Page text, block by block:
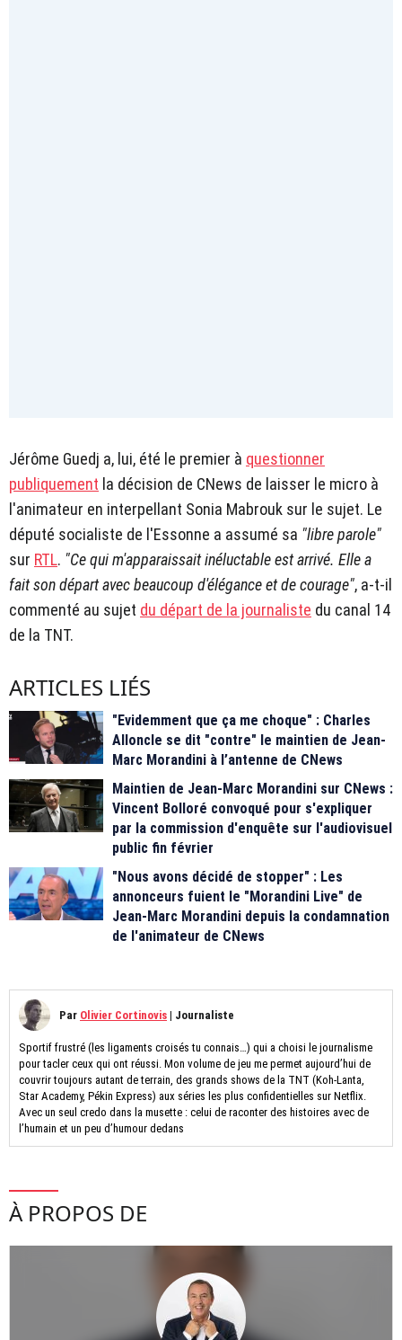
Jérôme Guedj a, lui, été le premier à questionner
publiquement la décision de CNews de laisser le micro à
l'animateur en interpellant Sonia Mabrouk sur le sujet. Le
député socialiste de l'Essonne a assumé sa "libre parole"
sur RTL. "Ce qui m'apparaissait inéluctable est arrivé. Elle a
fait son départ avec beaucoup d'élégance et de courage", a-t-il
commenté au sujet du départ de la journaliste du canal 14
de la TNT.
ARTICLES LIÉS
"Evidemment que ça me choque" : Charles
Alloncle se dit "contre" le maintien de Jean-
Marc Morandini à l’antenne de CNews
Maintien de Jean-Marc Morandini sur CNews :
Vincent Bolloré convoqué pour s'expliquer
par la commission d'enquête sur l'audiovisuel
public fin février
"Nous avons décidé de stopper" : Les
annonceurs fuient le "Morandini Live" de
Jean-Marc Morandini depuis la condamnation
de l'animateur de CNews
Par Olivier Cortinovis | Journaliste
Sportif frustré (les ligaments croisés tu connais…) qui a choisi le journalisme
pour tacler ceux qui ont réussi. Mon volume de jeu me permet aujourd’hui de
couvrir toujours autant de terrain, des grands shows de la TNT (Koh-Lanta,
Star Academy, Pékin Express) aux séries les plus confidentielles sur Netflix.
Avec un seul credo dans la musette : celui de raconter des histoires avec de
l’humain et un peu d’humour dedans
À PROPOS DE